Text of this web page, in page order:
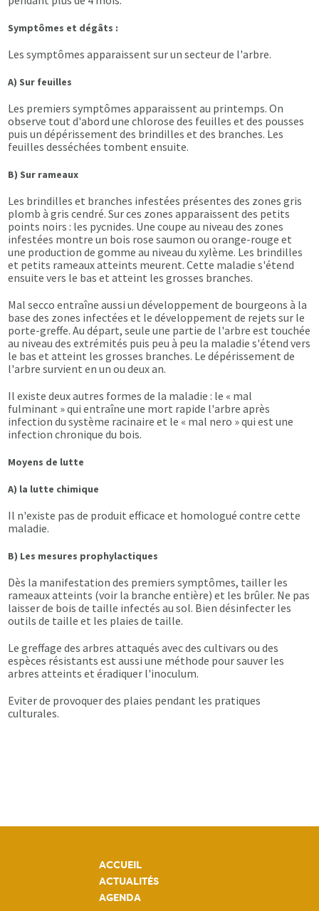
Symptômes et dégâts :
Les symptômes apparaissent sur un secteur de l'arbre.
A) Sur feuilles
Les premiers symptômes apparaissent au printemps. On
observe tout d'abord une chlorose des feuilles et des pousses
puis un dépérissement des brindilles et des branches. Les
feuilles desséchées tombent ensuite.
B) Sur rameaux
Les brindilles et branches infestées présentes des zones gris
plomb à gris cendré. Sur ces zones apparaissent des petits
points noirs : les pycnides. Une coupe au niveau des zones
infestées montre un bois rose saumon ou orange-rouge et
une production de gomme au niveau du xylème. Les brindilles
et petits rameaux atteints meurent. Cette maladie s'étend
ensuite vers le bas et atteint les grosses branches.
Mal secco entraîne aussi un développement de bourgeons à la
base des zones infectées et le développement de rejets sur le
porte-greffe. Au départ, seule une partie de l'arbre est touchée
au niveau des extrémités puis peu à peu la maladie s'étend vers
le bas et atteint les grosses branches. Le dépérissement de
l'arbre survient en un ou deux an.
Il existe deux autres formes de la maladie : le « mal
fulminant » qui entraîne une mort rapide l'arbre après
infection du système racinaire et le « mal nero » qui est une
infection chronique du bois.
Moyens de lutte
A) la lutte chimique
Il n'existe pas de produit efficace et homologué contre cette
maladie.
B) Les mesures prophylactiques
Dès la manifestation des premiers symptômes, tailler les
rameaux atteints (voir la branche entière) et les brûler. Ne pas
laisser de bois de taille infectés au sol. Bien désinfecter les
outils de taille et les plaies de taille.
Le greffage des arbres attaqués avec des cultivars ou des
espèces résistants est aussi une méthode pour sauver les
arbres atteints et éradiquer l'inoculum.
Eviter de provoquer des plaies pendant les pratiques
culturales.
ACCUEIL
ACTUALITÉS
AGENDA